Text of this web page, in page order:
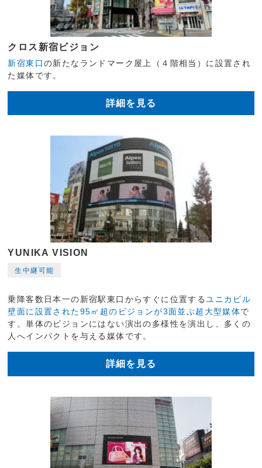
クロス新宿ビジョン
新宿東口の新たなランドマーク屋上（４階相当）に設置され
た媒体です。
詳細を見る
YUNIKA VISION
生中継可能
乗降客数日本一の新宿駅東口からすぐに位置するユニカビル
壁面に設置された95㎡超のビジョンが3面並ぶ超大型媒体で
す。単体のビジョンにはない演出の多様性を演出し、多くの
人へインパクトを与える媒体です。
詳細を見る